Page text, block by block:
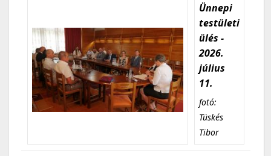
Ünnepi
testületi
ülés -
2026.
július
11.
fotó:
Tüskés
Tibor